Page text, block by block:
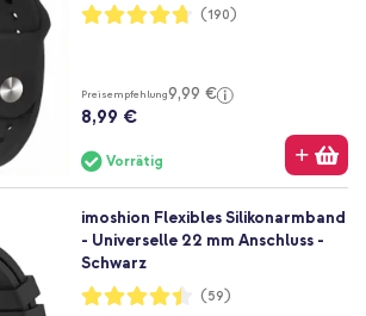
Bewertung:
94%
(190)
Preisempfehlung9,99 €
8,99 €
Vorrätig
imoshion Flexibles Silikonarmband
- Universelle 22 mm Anschluss -
Schwarz
Bewertung:
(59)